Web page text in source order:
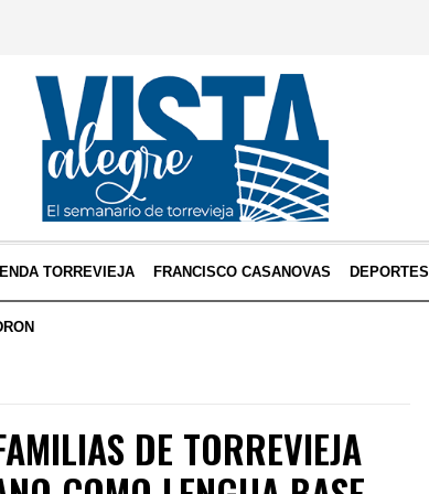
TORREVIEJA FRANCISCO CASANOVAS DEPORTES
DE TORREVIEJA